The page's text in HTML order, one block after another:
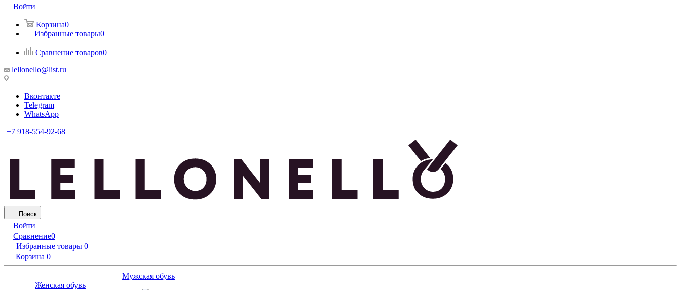
Войти
Корзина0
Избранные товары0
Сравнение товаров0
lellonello@list.ru
Вконтакте
Telegram
WhatsApp
+7 918-554-92-68
Поиск
Войти
Сравнение0
Избранные товары 0
Корзина 0
Женская обувь
Мужская обувь